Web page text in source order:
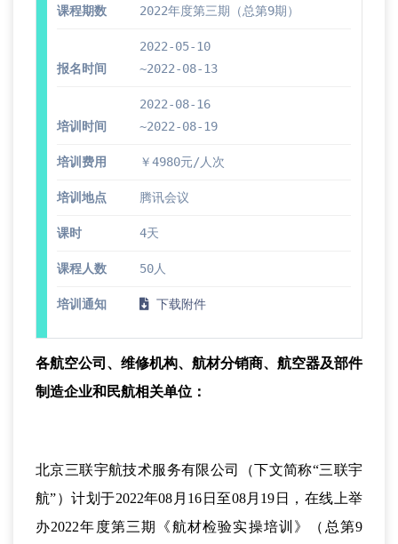
课程期数 2022年度第三期（总第9期）
报名时间
2022-05-10
~2022-08-13
培训时间
2022-08-16
~2022-08-19
培训费用 ￥4980元/人次
培训地点 腾讯会议
课时 4天
课程人数 50人
培训通知 下载附件
各航空公司、维修机构、航材分销商、航空器及部件
制造企业和民航相关单位：
北京三联宇航技术服务有限公司（下文简称“三联宇
航”）计划于2022年08月16日至08月19日，在线上举
办2022年度第三期《航材检验实操培训》（总第9